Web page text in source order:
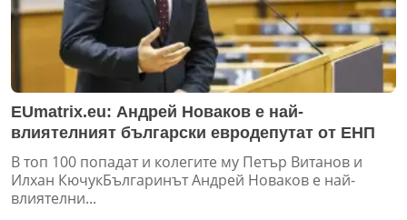
EUmatrix.eu: Андрей Новаков е най-
влиятелният български евродепутат от ЕНП
В топ 100 попадат и колегите му Петър Витанов и
Илхан КючукБългаринът Андрей Новаков е най-
влиятелни...